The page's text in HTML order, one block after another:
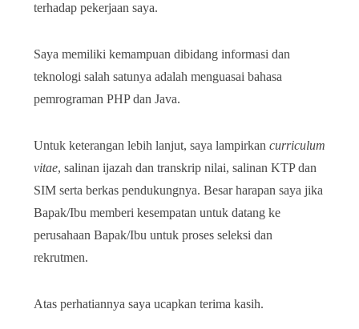
terhadap pekerjaan saya.
Saya memiliki kemampuan dibidang informasi dan
teknologi salah satunya adalah menguasai bahasa
pemrograman PHP dan Java.
Untuk keterangan lebih lanjut, saya lampirkan curriculum
vitae, salinan ijazah dan transkrip nilai, salinan KTP dan
SIM serta berkas pendukungnya. Besar harapan saya jika
Bapak/Ibu memberi kesempatan untuk datang ke
perusahaan Bapak/Ibu untuk proses seleksi dan
rekrutmen.
Atas perhatiannya saya ucapkan terima kasih.